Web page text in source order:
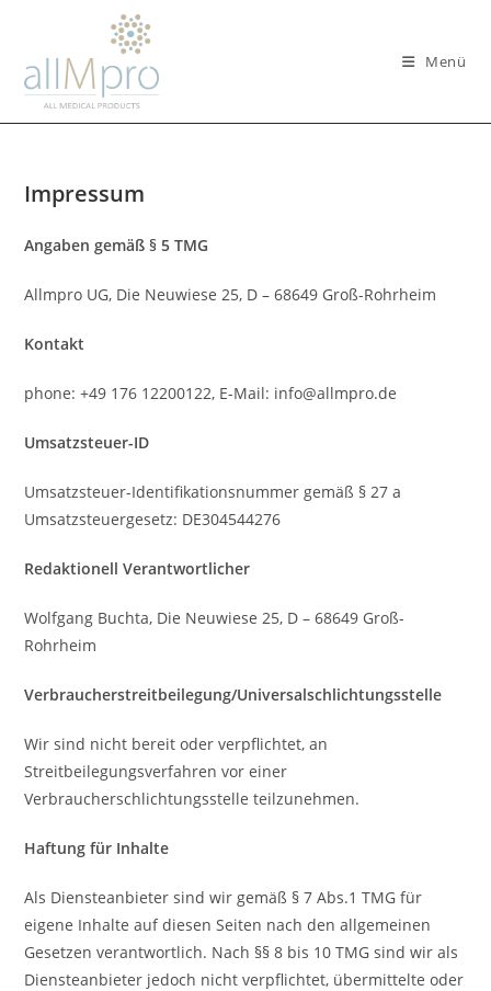
springen
Menü
Impressum
Angaben gemäß § 5 TMG
Allmpro UG, Die Neuwiese 25, D – 68649 Groß-Rohrheim
Kontakt
phone: +49 176 12200122, E-Mail: info@allmpro.de
Umsatzsteuer-ID
Umsatzsteuer-Identifikationsnummer gemäß § 27 a
Umsatzsteuergesetz: DE304544276
Redaktionell Verantwortlicher
Wolfgang Buchta, Die Neuwiese 25, D – 68649 Groß-
Rohrheim
Verbraucherstreitbeilegung/Universalschlichtungsstelle
Wir sind nicht bereit oder verpflichtet, an
Streitbeilegungsverfahren vor einer
Verbraucherschlichtungsstelle teilzunehmen.
Haftung für Inhalte
Als Diensteanbieter sind wir gemäß § 7 Abs.1 TMG für
eigene Inhalte auf diesen Seiten nach den allgemeinen
Gesetzen verantwortlich. Nach §§ 8 bis 10 TMG sind wir als
Diensteanbieter jedoch nicht verpflichtet, übermittelte oder